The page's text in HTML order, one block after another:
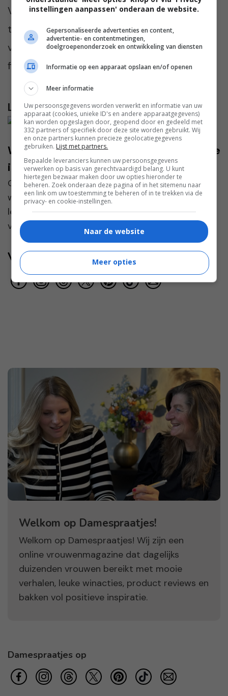
Voor ieder doel is er wel een perfecte e-bike
te vinden. Maak wel altijd een proefrit
voordat je daadwerkelijk gaat kopen. Een
fiets is toch een persoonlijke keuze.
Lees verder...
Waarom de ledlamp e27 de slimste keuze
is
Of je nu energie wilt besparen, je huis gezelliger
wilt maken of je verlichting wilt moderniseren, de
ledlamp e27 is een keuze waar je jarenlang plezier
van zult hebben. Deze lamp combineert efficiën...
Volg jij ons al?
Welkom op Damespraatjes!
Welkom op Damespraatjes! Wij zijn een
online vrouwenmagazine dat dagelijks
duizenden vrouwen bereikt met mooie
verhalen, leuke winacties, product reviews en
bakken vol positieve inspiratie.
Damespraatjes op
instellingen aanpassen' onderaan de website.
Gepersonaliseerde advertenties en content,
advertentie- en contentmetingen,
doelgroepenonderzoek en ontwikkeling van diensten
Informatie op een apparaat opslaan en/of openen
Meer informatie
Uw persoonsgegevens worden verwerkt en informatie van uw
apparaat (cookies, unieke ID's en andere apparaatgegevens)
kan worden opgeslagen door, geopend door en gedeeld met
332 partners of specifiek door deze site worden gebruikt. Wij
en onze partners kunnen precieze geolocatiegegevens
gebruiken. Lijst met partners.
Bepaalde leveranciers kunnen uw persoonsgegevens
verwerken op basis van gerechtvaardigd belang. U kunt
hiertegen bezwaar maken door uw opties hieronder te
beheren. Zoek onderaan deze pagina of in het sitemenu naar
een link om uw toestemming te beheren of in te trekken via de
privacy- en cookie-instellingen.
Naar de website
Meer opties